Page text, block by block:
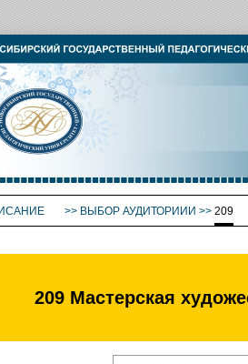
>> ВЫБОР АУДИТОРИИИ >> 209
209 Мастерская